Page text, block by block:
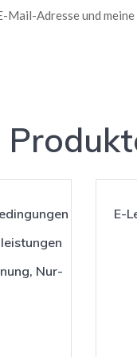
Mail-Adresse und
Nur-
E-